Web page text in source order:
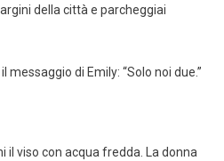
della città e parcheggiai
di Emily: “Solo noi due.”
il viso con acqua fredda. La donna